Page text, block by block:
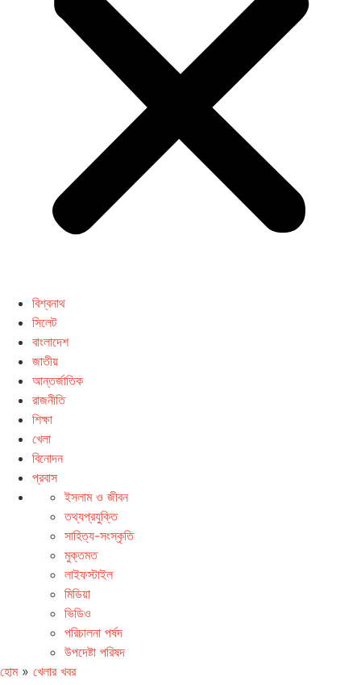
বিশ্বনাথ
সিলেট
বাংলাদেশ
জাতীয়
আন্তর্জাতিক
রাজনীতি
শিক্ষা
খেলা
বিনোদন
প্রবাস
ইসলাম ও জীবন
তথ্যপ্রযুক্তি
সাহিত্য-সংস্কৃতি
মুক্তমত
লাইফস্টাইল
মিডিয়া
ভিডিও
পরিচালনা পর্ষদ
উপদেষ্টা পরিষদ
হোম» খেলার খবর